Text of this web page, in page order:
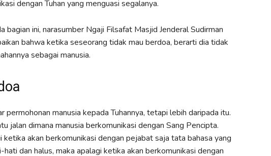
dengan Tuhan yang menguasi segalanya.
bagian ini, narasumber Ngaji Filsafat Masjid Jenderal Sudirman
bahwa ketika seseorang tidak mau berdoa, berarti dia tidak
sebagai manusia.
permohonan manusia kepada Tuhannya, tetapi lebih daripada itu.
jalan dimana manusia berkomunikasi dengan Sang Pencipta.
akan berkomunikasi dengan pejabat saja tata bahasa yang
dan halus, maka apalagi ketika akan berkomunikasi dengan